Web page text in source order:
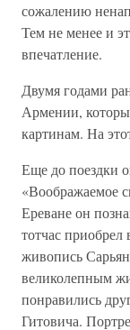
сожалению
Тем не менее и
впечатление.
Двумя годами
Армении,
картинам. На
Еще до поездки
«Воображаемое
Ереване он
тотчас
живопись
великолепным
понравились
Гитовича.